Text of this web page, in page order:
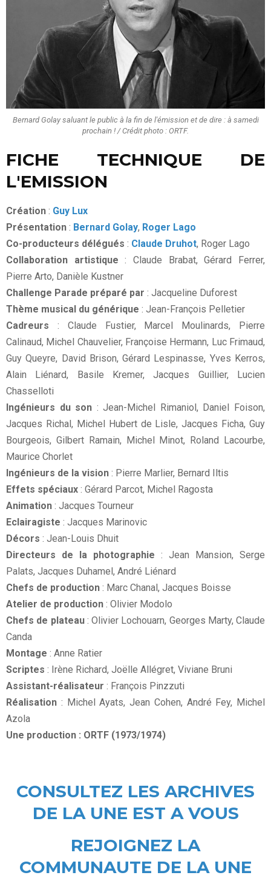
Bernard Golay saluant le public à la fin de l'émission et de dire : à samedi
prochain ! / Crédit photo : ORTF.
FICHE TECHNIQUE DE
L'EMISSION
Création : Guy Lux
Présentation : Bernard Golay, Roger Lago
Co-producteurs délégués : Claude Druhot, Roger Lago
Collaboration artistique : Claude Brabat, Gérard Ferrer,
Pierre Arto, Danièle Kustner
Challenge Parade préparé par : Jacqueline Duforest
Thème musical du générique : Jean-François Pelletier
Cadreurs : Claude Fustier, Marcel Moulinards, Pierre
Calinaud, Michel Chauvelier, Françoise Hermann, Luc Frimaud,
Guy Queyre, David Brison, Gérard Lespinasse, Yves Kerros,
Alain Liénard, Basile Kremer, Jacques Guillier, Lucien
Chasselloti
Ingénieurs du son : Jean-Michel Rimaniol, Daniel Foison,
Jacques Richal, Michel Hubert de Lisle, Jacques Ficha, Guy
Bourgeois, Gilbert Ramain, Michel Minot, Roland Lacourbe,
Maurice Chorlet
Ingénieurs de la vision : Pierre Marlier, Bernard Iltis
Effets spéciaux : Gérard Parcot, Michel Ragosta
Animation : Jacques Tourneur
Eclairagiste : Jacques Marinovic
Décors : Jean-Louis Dhuit
Directeurs de la photographie : Jean Mansion, Serge
Palats, Jacques Duhamel, André Liénard
Chefs de production : Marc Chanal, Jacques Boisse
Atelier de production : Olivier Modolo
Chefs de plateau: Olivier Lochouarn, Georges Marty, Claude
Canda
Montage : Anne Ratier
Scriptes : Irène Richard, Joëlle Allégret, Viviane Bruni
Assistant-réalisateur : François Pinzzuti
Réalisation : Michel Ayats, Jean Cohen, André Fey, Michel
Azola
Une production : ORTF (1973/1974)
CONSULTEZ LES ARCHIVES
DE LA UNE EST A VOUS
REJOIGNEZ LA
COMMUNAUTE DE LA UNE